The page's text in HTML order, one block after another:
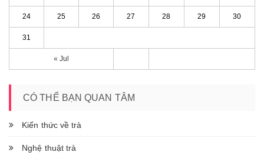
« Jul
24 25 26 27 28 29 30
31
CÓ THỂ BẠN QUAN TÂM
Kiến thức về trà
Nghệ thuật trà